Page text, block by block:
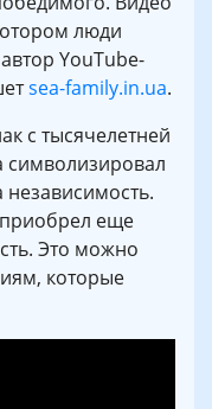
люди
YouTube-
sea-family.in.ua.
с тысячелетней
символизировал
независимость.
еще
Это можно
которые